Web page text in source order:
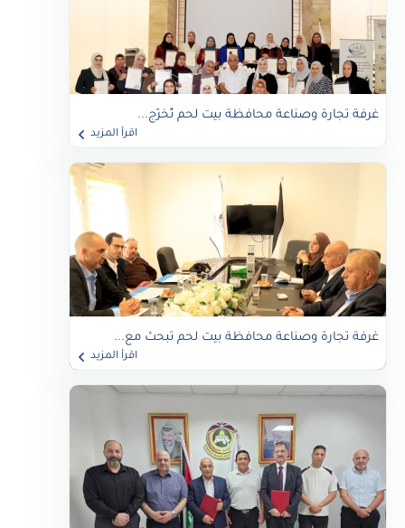
غرفة تجارة وصناعة محافظة بيت لحم تُخرّج...
اقرأ المزيد
غرفة تجارة وصناعة محافظة بيت لحم تبحث مع...
اقرأ المزيد